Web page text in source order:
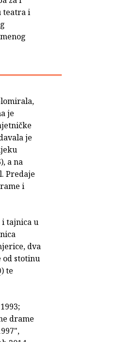
teatra i
je
je
a na
Predaje
i
tajnica u
dva
od stotinu
te
drame